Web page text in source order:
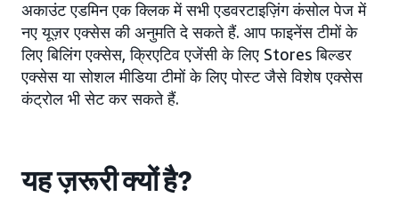
अकाउंट एडमिन एक क्लिक में सभी एडवरटाइज़िंग कंसोल पेज में
नए यूज़र एक्सेस की अनुमति दे सकते हैं. आप फाइनेंस टीमों के
लिए बिलिंग एक्सेस, क्रिएटिव एजेंसी के लिए Stores बिल्डर
एक्सेस या सोशल मीडिया टीमों के लिए पोस्ट जैसे विशेष एक्सेस
कंट्रोल भी सेट कर सकते हैं.
यह ज़रूरी क्यों है?